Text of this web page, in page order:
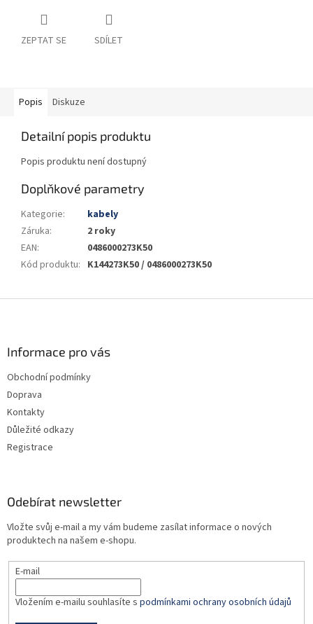
ZEPTAT SE SDÍLET
Popis Diskuze
Detailní popis produktu
Popis produktu není dostupný
Doplňkové parametry
Kategorie:
kabely
Záruka:
2 roky
EAN:
0486000273K50
Kód produktu: K144273K50 / 0486000273K50
Informace pro vás
Obchodní podmínky
Doprava
Kontakty
Důležité odkazy
Registrace
Odebírat newsletter
Vložte svůj e-mail a my vám budeme zasílat informace o nových
produktech na našem e-shopu.
E-mail
Vložením e-mailu souhlasíte s podmínkami ochrany osobních údajů